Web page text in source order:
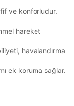
ve konforludur.
hareket
havalandırma
ek koruma sağlar.
Giyim ve
alan
ve